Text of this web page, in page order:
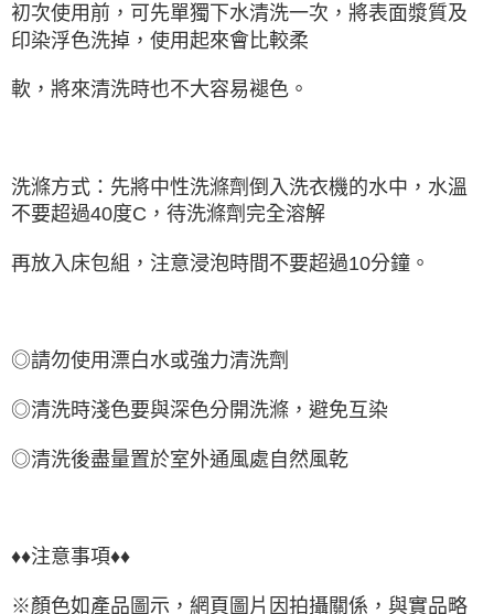
初次使用前，可先單獨下水清洗一次，將表面漿質及
印染浮色洗掉，使用起來會比較柔
軟，將來清洗時也不大容易褪色。
洗滌方式：先將中性洗滌劑倒入洗衣機的水中，水溫
不要超過40度C，待洗滌劑完全溶解
再放入床包組，注意浸泡時間不要超過10分鐘。
◎請勿使用漂白水或強力清洗劑
◎清洗時淺色要與深色分開洗滌，避免互染
◎清洗後盡量置於室外通風處自然風乾
♦♦注意事項♦♦
※顏色如產品圖示，網頁圖片因拍攝關係，與實品略